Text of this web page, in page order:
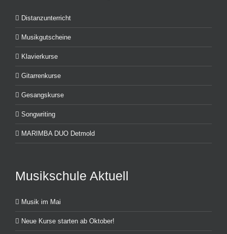
Distanzunterricht
Musikgutscheine
Klavierkurse
Gitarrenkurse
Gesangskurse
Songwriting
MARIMBA DUO Detmold
Musikschule Aktuell
Musik im Mai
Neue Kurse starten ab Oktober!